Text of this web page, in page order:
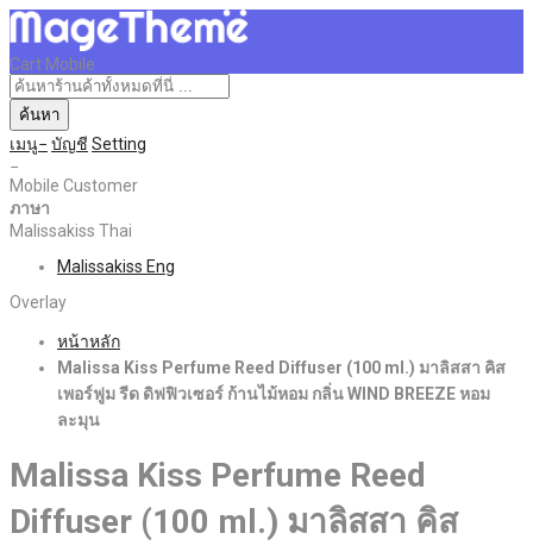
Cart Mobile
ค้นหา
เมนู บัญชี Setting
Mobile Customer
ภาษา
Malissakiss Thai
Malissakiss Eng
Overlay
หน้าหลัก
Malissa Kiss Perfume Reed Diffuser (100 ml.) มาลิสสา คิส
เพอร์ฟูม รีด ดิฟฟิวเซอร์ ก้านไม้หอม กลิ่น WIND BREEZE หอม
ละมุน
Malissa Kiss Perfume Reed
Diffuser (100 ml.) มาลิสสา คิส